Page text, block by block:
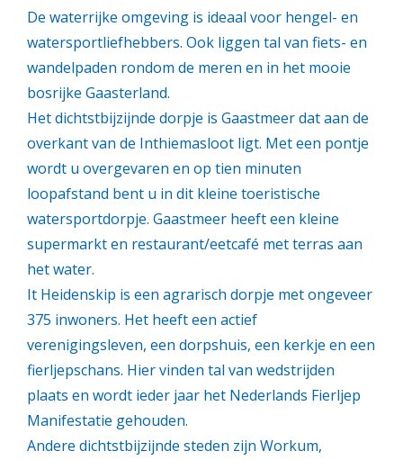
De waterrijke omgeving is ideaal voor hengel- en
watersportliefhebbers. Ook liggen tal van fiets- en
wandelpaden rondom de meren en in het mooie
bosrijke Gaasterland.
Het dichtstbijzijnde dorpje is Gaastmeer dat aan de
overkant van de Inthiemasloot ligt. Met een pontje
wordt u overgevaren en op tien minuten
loopafstand bent u in dit kleine toeristische
watersportdorpje. Gaastmeer heeft een kleine
supermarkt en restaurant/eetcafé met terras aan
het water.
It Heidenskip is een agrarisch dorpje met ongeveer
375 inwoners. Het heeft een actief
verenigingsleven, een dorpshuis, een kerkje en een
fierljepschans. Hier vinden tal van wedstrijden
plaats en wordt ieder jaar het Nederlands Fierljep
Manifestatie gehouden.
Andere dichtstbijzijnde steden zijn Workum,